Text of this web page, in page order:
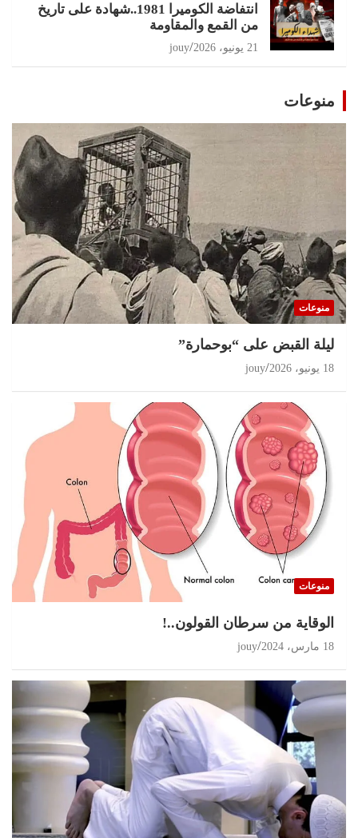
انتفاضة الكوميرا 1981..شهادة على تاريخ
من القمع والمقاومة
21 يونيو، 2026 jouy
منوعات
منوعات
ليلة القبض على “بوحمارة”
18 يونيو، 2026 jouy
منوعات
الوقاية من سرطان القولون..!
18 مارس، 2024 jouy